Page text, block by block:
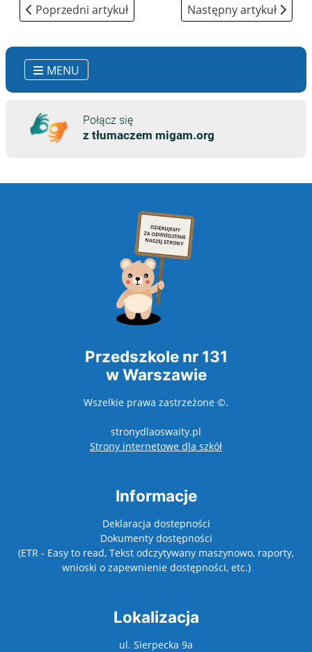
MENU
Poprzedni artykuł: Tekst łatwy do czytania
Poprzedni artykuł Następny artykuł:
Następny artykuł
Przedszkole nr 131
w Warszawie
Wszelkie prawa zastrzeżone ©.
stronydlaoswaity.pl
Strony internetowe dla szkółotwiera się w
Informacje
Deklaracja dostepności
Dokumenty dostępności
(ETR - Easy to read, Tekst odczytywany maszynowo, raporty,
wnioski o zapewnienie dostępności, etc.)
Lokalizacja
ul. Sierpecka 9a